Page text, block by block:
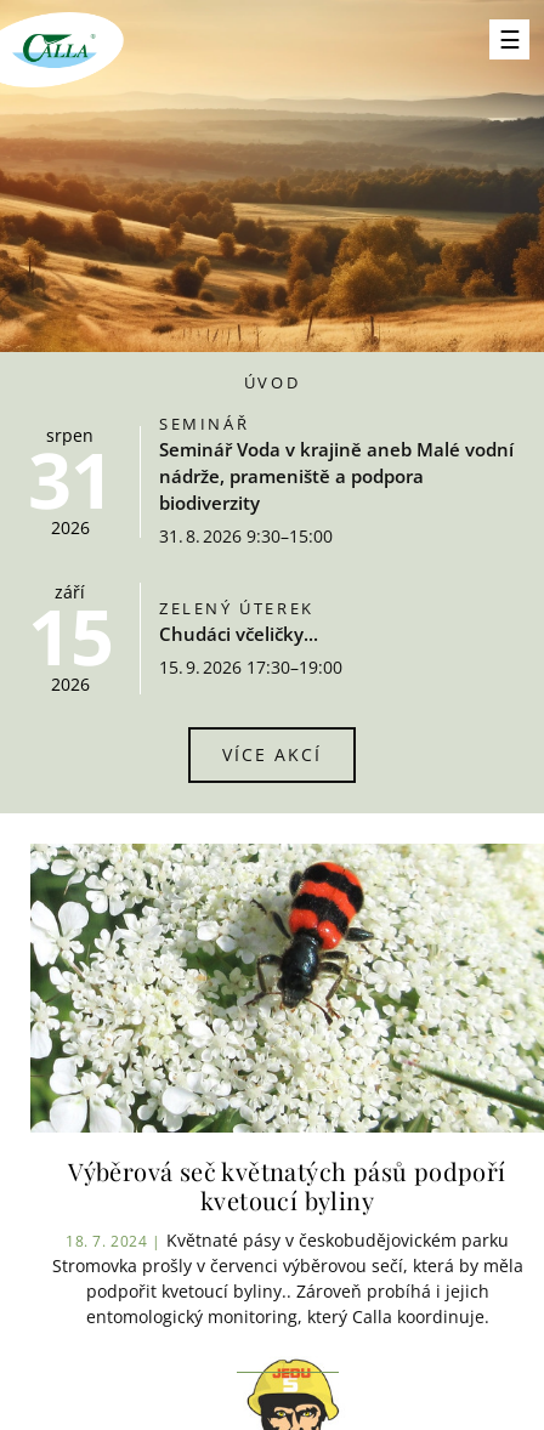
ÚVOD
srpen
31
2026
SEMINÁŘ
Seminář Voda v krajině aneb Malé vodní
nádrže, prameniště a podpora
biodiverzity
31. 8. 2026 9:30–15:00
září
15
2026
ZELENÝ ÚTEREK
Chudáci včeličky...
15. 9. 2026 17:30–19:00
VÍCE AKCÍ
Výběrová seč květnatých pásů podpoří
kvetoucí byliny
18. 7. 2024 | Květnaté pásy v českobudějovickém parku
Stromovka prošly v červenci výběrovou sečí, která by měla
podpořit kvetoucí byliny.. Zároveň probíhá i jejich
entomologický monitoring, který Calla koordinuje.